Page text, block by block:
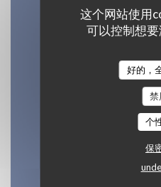
这个网站使用
可以控制想要
好的，
禁
个
保
地图和
21 Quai Amiral
64100
05 59